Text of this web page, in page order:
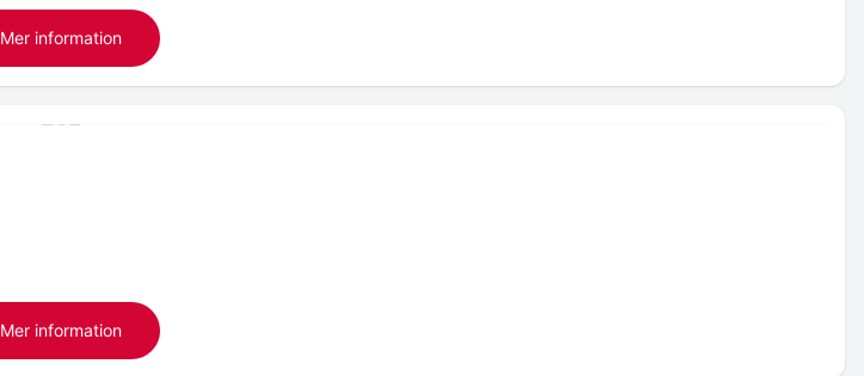
Mer information
Mer information